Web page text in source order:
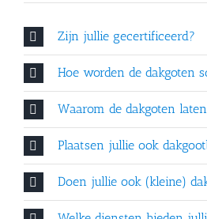
Zijn jullie gecertificeerd?
Hoe worden de dakgoten
Waarom de dakgoten
Plaatsen jullie ook
Doen jullie ook (kleine)